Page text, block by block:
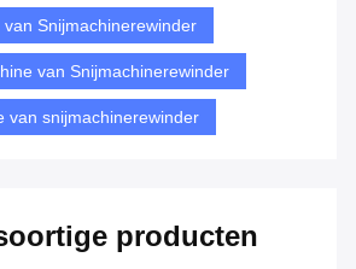
Snijmachinerewinder
van Snijmachinerewinder
van snijmachinerewinder
producten